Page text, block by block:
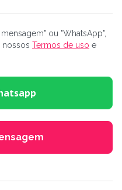
ou "WhatsApp",
Termos de uso e